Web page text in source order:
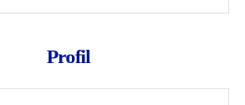
Profil